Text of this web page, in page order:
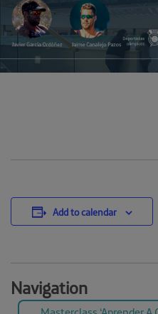
Add to calendar
Navigation